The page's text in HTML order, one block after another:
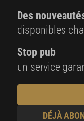
Des
disponibles
Stop pub
un service
DÉJÀ